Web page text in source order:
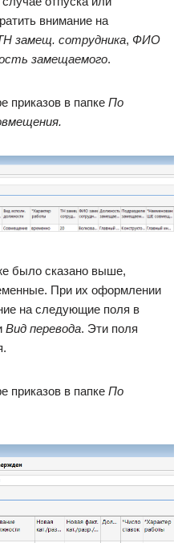
внимание на
замещ. сотрудника, ФИО
замещаемого.
приказов в папке По
было сказано выше,
При их оформлении
на следующие поля в
Вид перевода. Эти поля
приказов в папке По